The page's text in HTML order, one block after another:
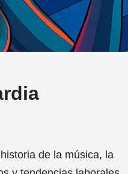
de la música, la